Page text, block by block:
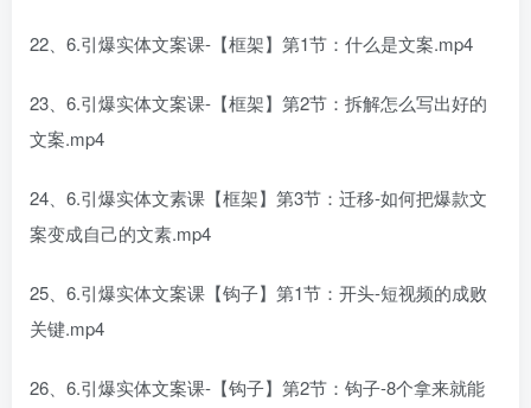
22、6.引爆实体文案课-【框架】第1节：什么是文案.mp4
23、6.引爆实体文案课-【框架】第2节：拆解怎么写出好的
文案.mp4
24、6.引爆实体文素课【框架】第3节：迁移-如何把爆款文
案变成自己的文素.mp4
25、6.引爆实体文案课【钩子】第1节：开头-短视频的成败
关键.mp4
26、6.引爆实体文案课-【钩子】第2节：钩子-8个拿来就能